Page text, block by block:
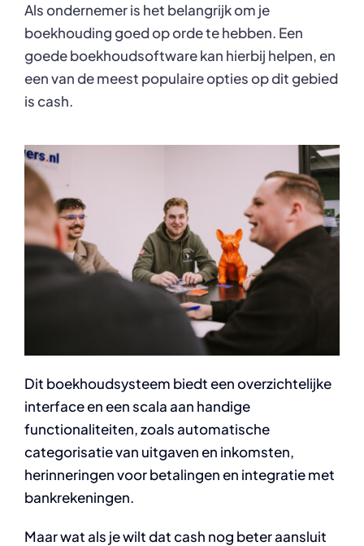
Contact
Als ondernemer is het belangrijk om je
boekhouding goed op orde te hebben. Een
goede boekhoudsoftware kan hierbij helpen, en
een van de meest populaire opties op dit gebied
is cash.
Dit boekhoudsysteem biedt een overzichtelijke
interface en een scala aan handige
functionaliteiten, zoals automatische
categorisatie van uitgaven en inkomsten,
herinneringen voor betalingen en integratie met
bankrekeningen.
Maar wat als je wilt dat cash nog beter aansluit